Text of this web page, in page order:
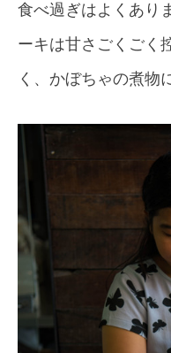
食べ過ぎはよくあり
ーキは甘さごくごく
く、かぼちゃの煮物